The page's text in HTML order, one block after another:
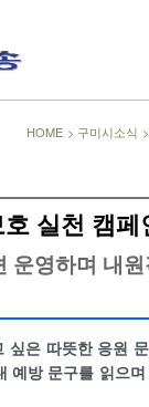
HOME > 구미시소식
실천 캠페
영하며 내
은 따뜻한 응원
예방 문구를 읽으